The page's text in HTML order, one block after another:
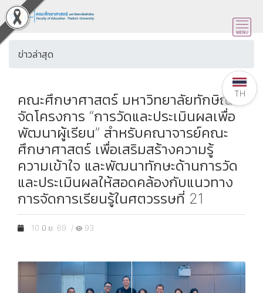
ข่าวล่าสุด
คณะศึกษาศาสตร์ มหาวิทยาลัยทักษิณ
จัดโครงการ “การวัดและประเมินผลเพื่อ
พัฒนาผู้เรียน” สำหรับคณาจารย์คณะ
ศึกษาศาสตร์ เพื่อเสริมสร้างความรู้
ความเข้าใจ และพัฒนาทักษะด้านการวัด
และประเมินผลให้สอดคล้องกับแนวทาง
การจัดการเรียนรู้ในศตวรรษที่ 21
10 มิ.ย. 69 / 93
TH